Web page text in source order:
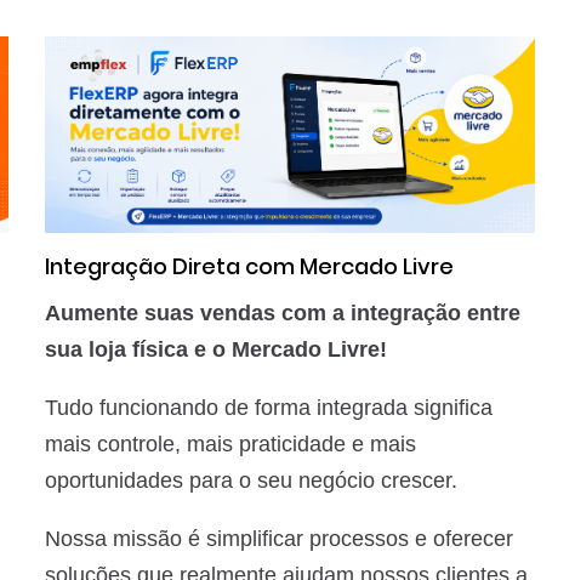
Integração Direta com Mercado Livre
Aumente suas vendas com a integração entre
sua loja física e o Mercado Livre!
Tudo funcionando de forma integrada significa
mais controle, mais praticidade e mais
oportunidades para o seu negócio crescer.
Nossa missão é simplificar processos e oferecer
soluções que realmente ajudam nossos clientes a